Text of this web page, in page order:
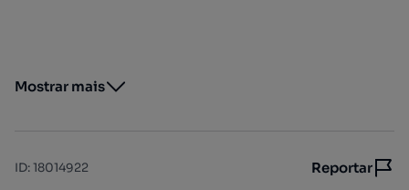
Mostrar mais
ID:18014922 Reportar